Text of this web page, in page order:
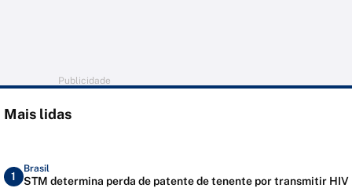
Publicidade
Mais lidas
1
Brasil
STM determina perda de patente de tenente por transmitir HIV